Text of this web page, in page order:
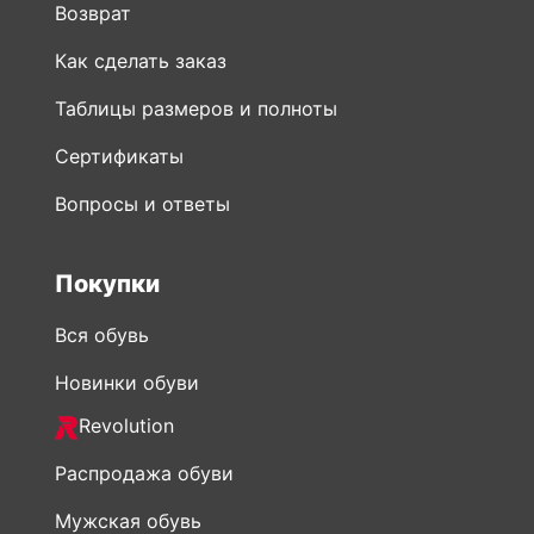
Возврат
Как сделать заказ
Таблицы размеров и полноты
Сертификаты
Вопросы и ответы
Покупки
Вся обувь
Новинки обуви
Revolution
Распродажа обуви
Мужская обувь